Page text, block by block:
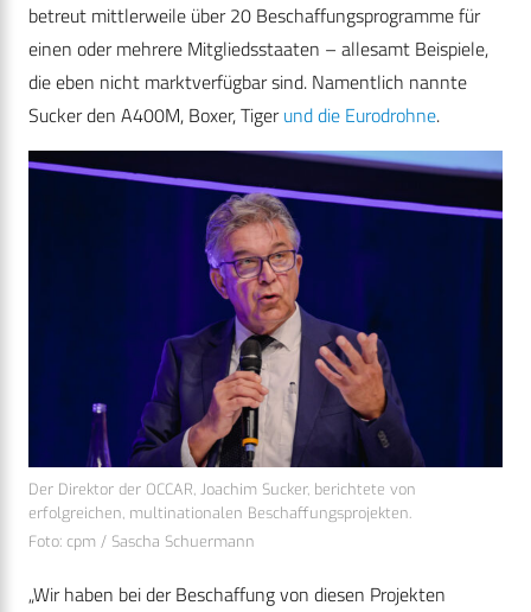
betreut mittlerweile über 20 Beschaffungsprogramme für
einen oder mehrere Mitgliedsstaaten – allesamt Beispiele,
die eben nicht marktverfügbar sind. Namentlich nannte
Sucker den A400M, Boxer, Tigerund die Eurodrohne.
Der Direktor der OCCAR, Joachim Sucker, berichtete von
erfolgreichen, multinationalen Beschaffungsprojekten.
Foto: cpm / Sascha Schuermann
„Wir haben bei der Beschaffung von diesen Projekten